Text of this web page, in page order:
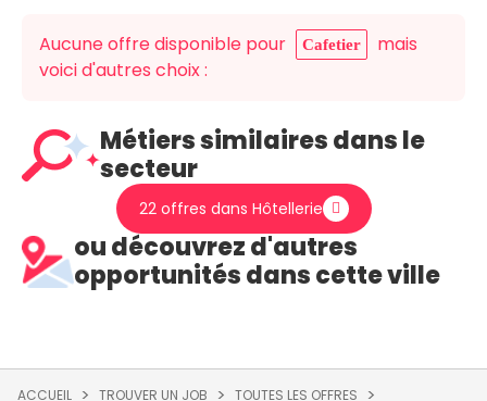
Aucune offre disponible pour Cafetier
mais
voici d'autres choix :
Métiers similaires dans le
secteur
22 offres dans Hôtellerie
ou découvrez d'autres
opportunités dans cette ville
ACCUEIL TROUVER UN JOB
TOUTES LES OFFRES